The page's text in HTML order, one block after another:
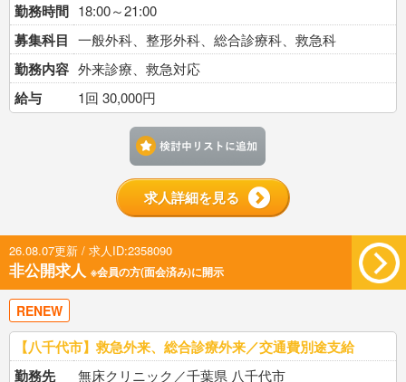
勤務時間 18:00～21:00
募集科目 一般外科、整形外科、総合診療科、救急科
勤務内容 外来診療、救急対応
給与 1回 30,000円
求人詳細を見る
26.08.07更新 / 求人ID:2358090
非公開求人 ※会員の方(面会済み)に開示
RENEW
【八千代市】救急外来、総合診療外来／交通費別途支給
勤務先
無床クリニック／千葉県 八千代市